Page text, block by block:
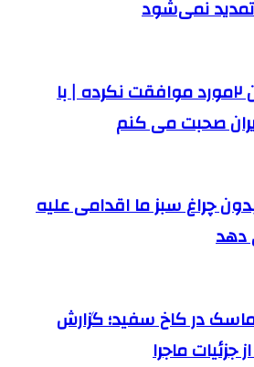
نمی‌شود
ترامپ: ایران با این ۲مورد موافقت نکرده | با
ایران صحبت می کنم
چراغ سبز ما اقدامی علیه
دهد
ماسک در کاخ سفید؛ گزارش
ماجرا